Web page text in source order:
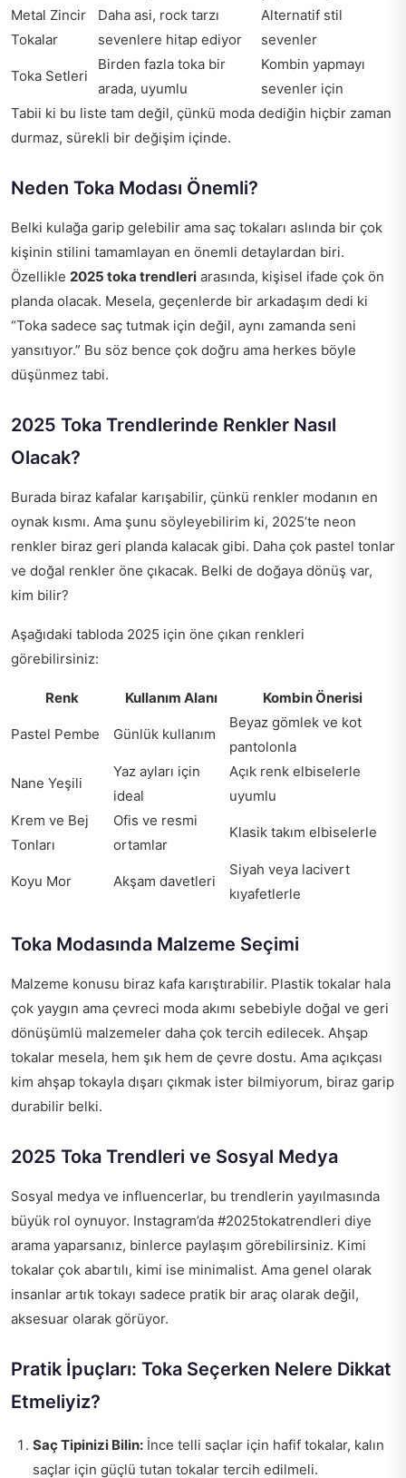
Metal Zincir
Tokalar
Daha asi, rock tarzı
sevenlere hitap ediyor
Alternatif stil
sevenler
Toka Setleri
Birden fazla toka bir
arada, uyumlu
Kombin yapmayı
sevenler için
Tabii ki bu liste tam değil, çünkü moda dediğin hiçbir zaman
durmaz, sürekli bir değişim içinde.
Neden Toka Modası Önemli?
Belki kulağa garip gelebilir ama saç tokaları aslında bir çok
kişinin stilini tamamlayan en önemli detaylardan biri.
Özellikle 2025 toka trendleri arasında, kişisel ifade çok ön
planda olacak. Mesela, geçenlerde bir arkadaşım dedi ki
“Toka sadece saç tutmak için değil, aynı zamanda seni
yansıtıyor.” Bu söz bence çok doğru ama herkes böyle
düşünmez tabi.
2025 Toka Trendlerinde Renkler Nasıl
Olacak?
Burada biraz kafalar karışabilir, çünkü renkler modanın en
oynak kısmı. Ama şunu söyleyebilirim ki, 2025’te neon
renkler biraz geri planda kalacak gibi. Daha çok pastel tonlar
ve doğal renkler öne çıkacak. Belki de doğaya dönüş var,
kim bilir?
Aşağıdaki tabloda 2025 için öne çıkan renkleri
görebilirsiniz:
Renk Kullanım Alanı Kombin Önerisi
Pastel Pembe Günlük kullanım
Beyaz gömlek ve kot
pantolonla
Nane Yeşili
Yaz ayları için
ideal
Açık renk elbiselerle
uyumlu
Krem ve Bej
Tonları
Ofis ve resmi
ortamlar
Klasik takım elbiselerle
Koyu Mor Akşam davetleri
Siyah veya lacivert
kıyafetlerle
Toka Modasında Malzeme Seçimi
Malzeme konusu biraz kafa karıştırabilir. Plastik tokalar hala
çok yaygın ama çevreci moda akımı sebebiyle doğal ve geri
dönüşümlü malzemeler daha çok tercih edilecek. Ahşap
tokalar mesela, hem şık hem de çevre dostu. Ama açıkçası
kim ahşap tokayla dışarı çıkmak ister bilmiyorum, biraz garip
durabilir belki.
2025 Toka Trendleri ve Sosyal Medya
Sosyal medya ve influencerlar, bu trendlerin yayılmasında
büyük rol oynuyor. Instagram’da #2025tokatrendleri diye
arama yaparsanız, binlerce paylaşım görebilirsiniz. Kimi
tokalar çok abartılı, kimi ise minimalist. Ama genel olarak
insanlar artık tokayı sadece pratik bir araç olarak değil,
aksesuar olarak görüyor.
Pratik İpuçları: Toka Seçerken Nelere Dikkat
Etmeliyiz?
Saç Tipinizi Bilin: İnce telli saçlar için hafif tokalar, kalın
saçlar için güçlü tutan tokalar tercih edilmeli.